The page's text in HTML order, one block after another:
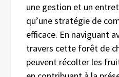
une gestion et un
qu’une stratégie de
efficace. En naviguant
travers cette forêt de
peuvent récolter les